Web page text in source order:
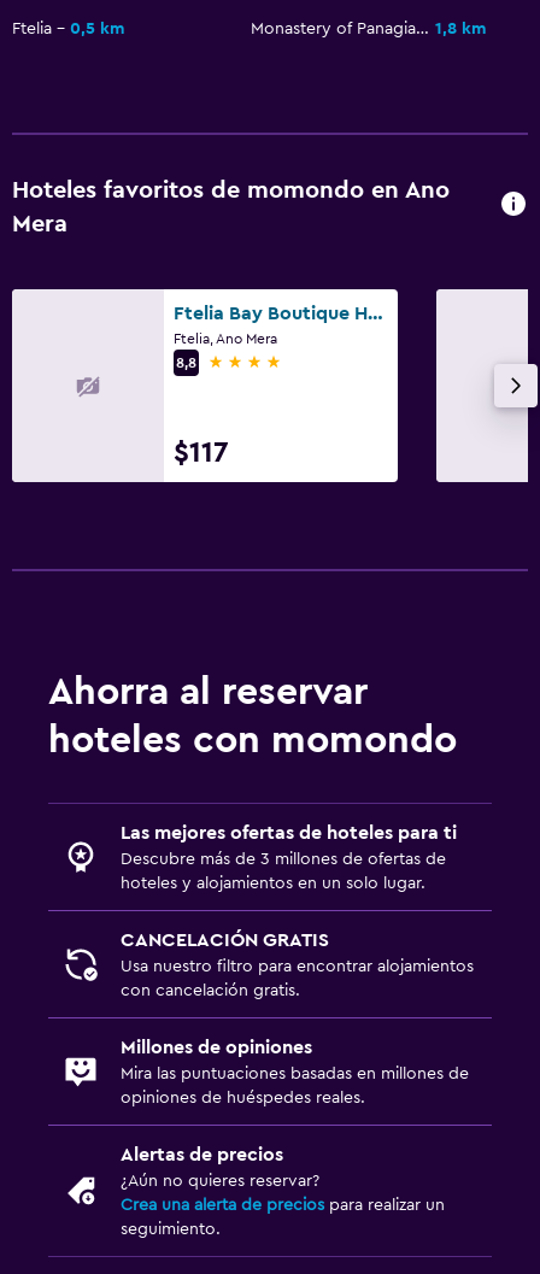
Ftelia 0,5 km Monastery of Panagia Tourliani 1,8 km
Hoteles favoritos de momondo en Ano
Mera
Ftelia Bay Boutique Hotel Mykonos
Ftelia, Ano Mera
8,8
4 estrellas
$117
Ahorra al reservar
hoteles con momondo
Las mejores ofertas de hoteles para ti
Descubre más de 3 millones de ofertas de
hoteles y alojamientos en un solo lugar.
CANCELACIÓN GRATIS
Usa nuestro filtro para encontrar alojamientos
con cancelación gratis.
Millones de opiniones
Mira las puntuaciones basadas en millones de
opiniones de huéspedes reales.
Alertas de precios
¿Aún no quieres reservar?
Crea una alerta de precios para realizar un
seguimiento.